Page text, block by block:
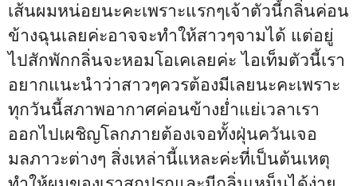
เส้นผมหน่อยนะคะเพราะแรกๆเจ้าตัวนี้กลิ่นค่อน
ข้างฉุนเลยค่ะอาจจะทำให้สาวๆจามได้ แต่อยู่
ไปสักพักกลิ่นจะหอมโอเคเลยค่ะ ไอเท็มตัวนี้เรา
อยากแนะนำว่าสาวๆควรต้องมีเลยนะคะเพราะ
ทุกวันนี้สภาพอากาศค่อนข้างย่ำแย่เวลาเรา
ออกไปเผชิญโลกภายต้องเจอทั้งฝุ่นควันเจอ
มลภาวะต่างๆ สิ่งเหล่านี้แหละค่ะที่เป็นต้นเหตุ